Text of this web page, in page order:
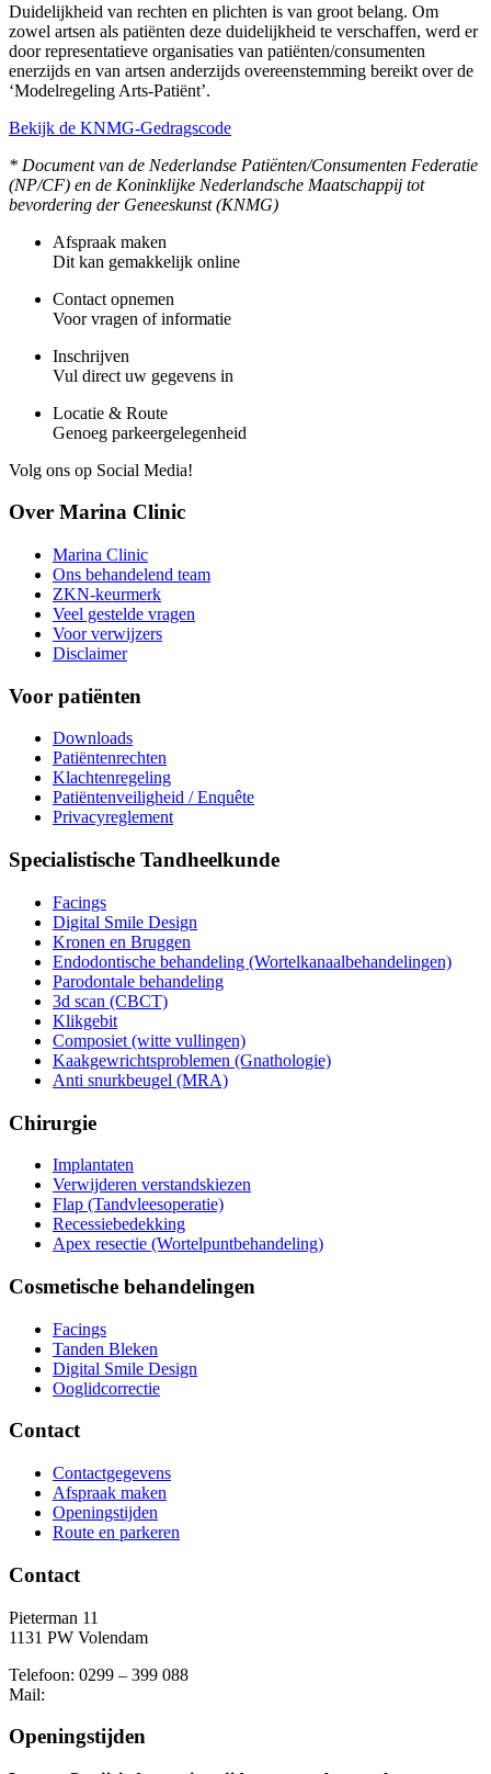
Duidelijkheid van rechten en plichten is van groot belang. Om
zowel artsen als patiënten deze duidelijkheid te verschaffen, werd er
door representatieve organisaties van patiënten/consumenten
enerzijds en van artsen anderzijds overeenstemming bereikt over de
‘Modelregeling Arts-Patiënt’.
Bekijk de KNMG-Gedragscode
* Document van de Nederlandse Patiënten/Consumenten Federatie
(NP/CF) en de Koninklijke Nederlandsche Maatschappij tot
bevordering der Geneeskunst (KNMG)
Afspraak maken
Dit kan gemakkelijk online
Contact opnemen
Voor vragen of informatie
Inschrijven
Vul direct uw gegevens in
Locatie & Route
Genoeg parkeergelegenheid
Volg ons op Social Media!
Over Marina Clinic
Marina Clinic
Ons behandelend team
ZKN-keurmerk
Veel gestelde vragen
Voor verwijzers
Disclaimer
Voor patiënten
Downloads
Patiëntenrechten
Klachtenregeling
Patiëntenveiligheid / Enquête
Privacyreglement
Specialistische Tandheelkunde
Facings
Digital Smile Design
Kronen en Bruggen
Endodontische behandeling (Wortelkanaalbehandelingen)
Parodontale behandeling
3d scan (CBCT)
Klikgebit
Composiet (witte vullingen)
Kaakgewrichtsproblemen (Gnathologie)
Anti snurkbeugel (MRA)
Chirurgie
Implantaten
Verwijderen verstandskiezen
Flap (Tandvleesoperatie)
Recessiebedekking
Apex resectie (Wortelpuntbehandeling)
Cosmetische behandelingen
Facings
Tanden Bleken
Digital Smile Design
Ooglidcorrectie
Contact
Contactgegevens
Afspraak maken
Openingstijden
Route en parkeren
Contact
Pieterman 11
1131 PW Volendam
Telefoon: 0299 – 399 088
Mail:
Openingstijden